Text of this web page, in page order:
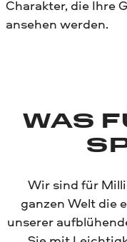
Charakter, die Ihre
ansehen werden.
WAS
Wir sind für
ganzen Welt die
unserer